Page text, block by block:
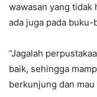
wawasan yang tidak
ada juga pada
“Jagalah
baik, sehingga
berkunjung dan mau